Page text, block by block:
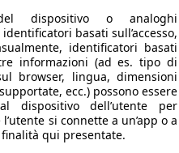
dispositivo o analoghi
basati sull’accesso,
identificatori basati
informazioni (ad es. tipo di
browser, lingua, dimensioni
ecc.) possono essere
dell’utente per
si connette a un’app o a
qui presentate.